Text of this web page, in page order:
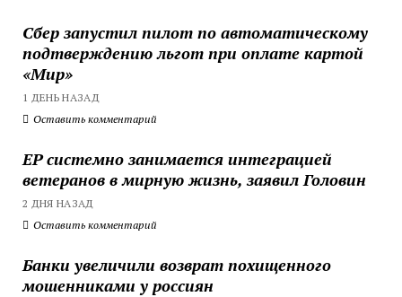
Сбер запустил пилот по автоматическому
подтверждению льгот при оплате картой
«Мир»
1 ДЕНЬ НАЗАД
Оставить комментарий
ЕР системно занимается интеграцией
ветеранов в мирную жизнь, заявил Головин
2 ДНЯ НАЗАД
Оставить комментарий
Банки увеличили возврат похищенного
мошенниками у россиян